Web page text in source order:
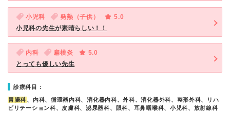
小児科 発熱（子供）
5.0
小児科の先生が素晴らしい！！
内科 扁桃炎
5.0
とっても優しい先生
診療科目：
胃腸科 、内科、循環器内科、消化器内科、外科、消化器外科、整形外科、リハ
ビリテーション科、皮膚科、泌尿器科、眼科、耳鼻咽喉科、小児科、放射線科